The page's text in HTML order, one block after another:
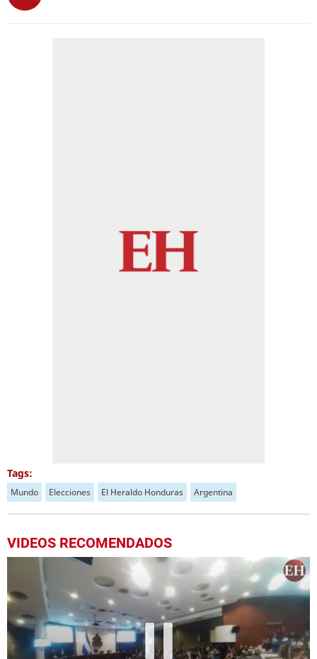
Tags:
Mundo Elecciones El Heraldo Honduras Argentina
VIDEOS RECOMENDADOS